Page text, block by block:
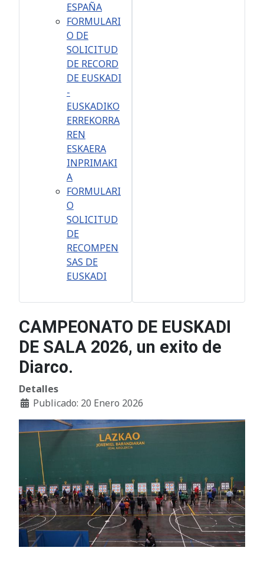
ESPAÑA
FORMULARI
O DE
SOLICITUD
DE RECORD
DE EUSKADI
-
EUSKADIKO
ERREKORRA
REN
ESKAERA
INPRIMAKI
A
FORMULARI
O
SOLICITUD
DE
RECOMPEN
SAS DE
EUSKADI
CAMPEONATO DE EUSKADI
DE SALA 2026, un exito de
Diarco.
Detalles
Publicado: 20 Enero 2026